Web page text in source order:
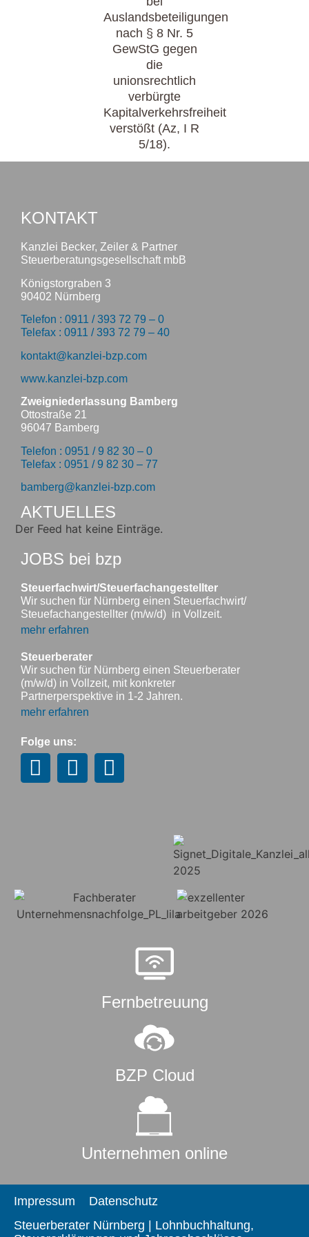
Auslandsbeteiligungen
nach § 8 Nr. 5
GewStG gegen
die
unionsrechtlich
verbürgte
Kapitalverkehrsfreiheit
verstößt (Az, I R
5/18).
KONTAKT
Kanzlei Becker, Zeiler & Partner
Steuerberatungsgesellschaft mbB
Königstorgraben 3
90402 Nürnberg
Telefon : 0911 / 393 72 79 – 0
Telefax : 0911 / 393 72 79 – 40
kontakt@kanzlei-bzp.com
www.kanzlei-bzp.com
Zweigniederlassung Bamberg
Ottostraße 21
96047 Bamberg
Telefon : 0951 / 9 82 30 – 0
Telefax : 0951 / 9 82 30 – 77
bamberg@kanzlei-bzp.com
AKTUELLES
Der Feed hat keine Einträge.
JOBS bei bzp
Steuerfachwirt/Steuerfachangestellter
Wir suchen für Nürnberg einen Steuerfachwirt/
Steuefachangestellter (m/w/d) in Vollzeit.
mehr erfahren
Steuerberater
Wir suchen für Nürnberg einen Steuerberater
(m/w/d) in Vollzeit, mit konkreter
Partnerperspektive in 1-2 Jahren.
mehr erfahren
Folge uns:
Fernbetreuung
BZP Cloud
Unternehmen online
Impressum
Datenschutz
Steuerberater Nürnberg | Lohnbuchhaltung,